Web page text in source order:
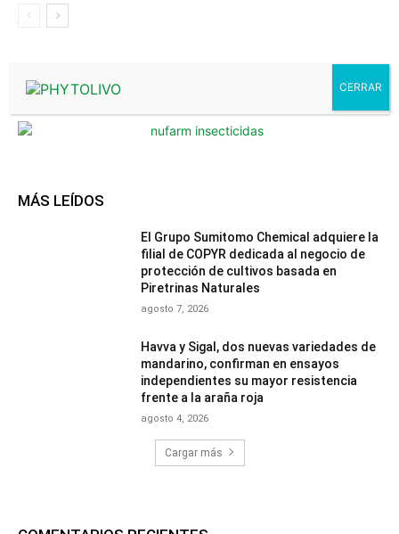
MÁS LEÍDOS
El Grupo Sumitomo Chemical adquiere la
filial de COPYR dedicada al negocio de
protección de cultivos basada en
Piretrinas Naturales
agosto 7, 2026
Havva y Sigal, dos nuevas variedades de
mandarino, confirman en ensayos
independientes su mayor resistencia
frente a la araña roja
agosto 4, 2026
Cargar más